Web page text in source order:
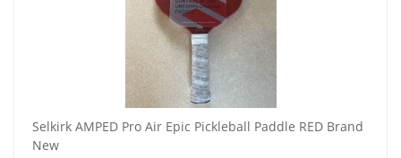
Selkirk AMPED Pro Air Epic Pickleball Paddle RED Brand
New